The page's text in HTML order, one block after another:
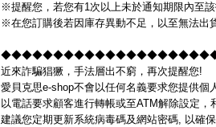
※提醒您，若您有1次以上未於通知期限內至
※在您訂購後若因庫存異動不足，以至無法出
近來詐騙猖獗，手法層出不窮，再次提醒您!
愛貝克思e-shop不會以任何名義要求您提供個
以電話要求顧客進行轉帳或至ATM解除設定
建議您定期更新系統病毒碼及網站密碼, 以確